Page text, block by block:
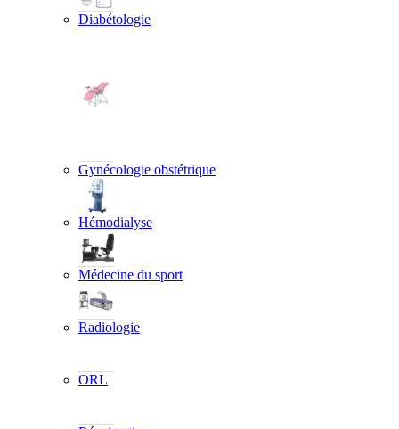
Diabétologie
Gynécologie obstétrique
Hémodialyse
Médecine du sport
Radiologie
ORL